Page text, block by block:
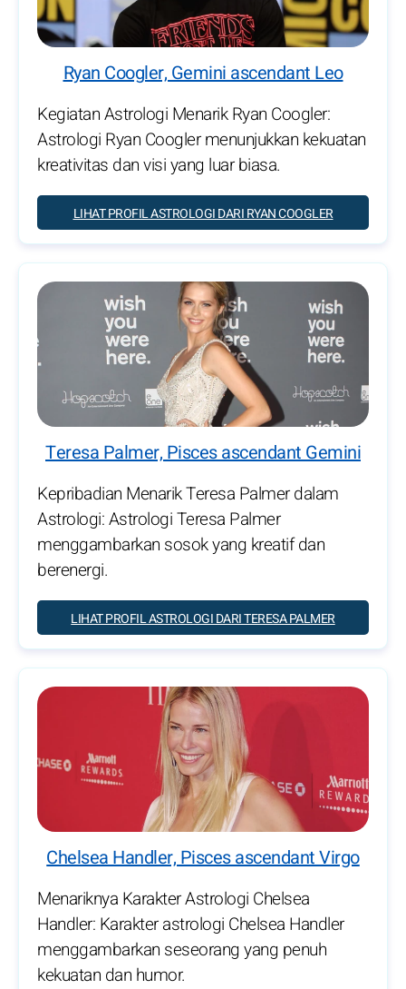
Ryan Coogler, Gemini ascendant Leo
Kegiatan Astrologi Menarik Ryan Coogler:
Astrologi Ryan Coogler menunjukkan kekuatan
kreativitas dan visi yang luar biasa.
LIHAT PROFIL ASTROLOGI DARI RYAN COOGLER
Teresa Palmer, Pisces ascendant Gemini
Kepribadian Menarik Teresa Palmer dalam
Astrologi: Astrologi Teresa Palmer
menggambarkan sosok yang kreatif dan
berenergi.
LIHAT PROFIL ASTROLOGI DARI TERESA PALMER
Chelsea Handler, Pisces ascendant Virgo
Menariknya Karakter Astrologi Chelsea
Handler: Karakter astrologi Chelsea Handler
menggambarkan seseorang yang penuh
kekuatan dan humor.